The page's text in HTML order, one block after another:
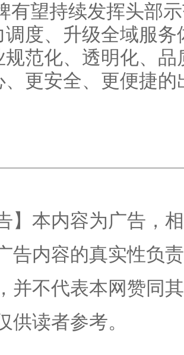
有望持续发挥头部
调度、升级全域服
规范化、透明化、
、更安全、更便捷的
本内容为广告，相
告内容的真实性负
并不代表本网赞同
供读者参考。